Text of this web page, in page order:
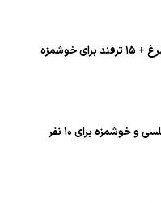
طرز تهیه فسنجون با مرغ + 15 ترفند برای خوشمزه
خوشمزه برای ۱۰ نفر